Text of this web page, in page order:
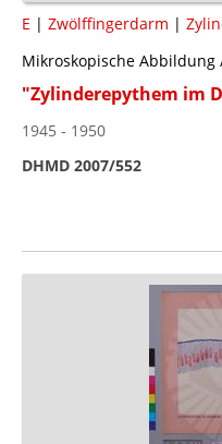
E | Zwölffingerdarm |
Mikroskopische Abbildung
"Zylinderepythem im
1945 - 1950
DHMD 2007/552